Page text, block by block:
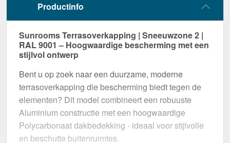
Productinfo
Sunrooms Terrasoverkapping | Sneeuwzone 2 |
RAL 9001 – Hoogwaardige bescherming met een
stijlvol ontwerp
Bent u op zoek naar een duurzame, moderne
terrasoverkapping die bescherming biedt tegen de
elementen? Dit model combineert een robuuste
Aluminium constructie met een hoogwaardige
Polycarbonaat dakbedekking - ideaal voor stijlvolle
en beschutte buitenruimtes.